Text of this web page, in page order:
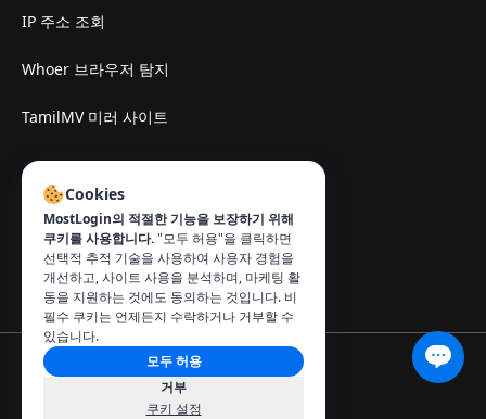
IP 주소 조회
Whoer 브라우저 탐지
TamilMV 미러 사이트
연락처
info@mostlogin.com
© 2026 MostLogin. All rights reserved.
개인 정보 보호 정책이용 약관
Cookies
MostLogin의 적절한 기능을 보장하기 위해
쿠키를 사용합니다. "모두 허용"을 클릭하면
선택적 추적 기술을 사용하여 사용자 경험을
개선하고, 사이트 사용을 분석하며, 마케팅 활
동을 지원하는 것에도 동의하는 것입니다. 비
필수 쿠키는 언제든지 수락하거나 거부할 수
있습니다.
모두 허용
거부
쿠키 설정